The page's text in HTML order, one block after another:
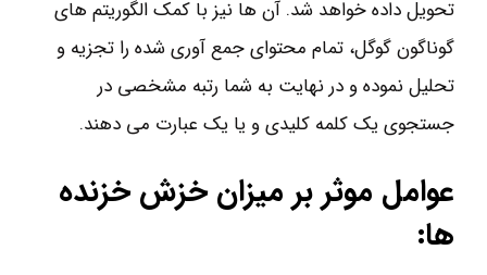
تحویل داده خواهد شد. آن ها نیز با کمک الگوریتم های
گوناگون گوگل، تمام محتوای جمع آوری شده را تجزیه و
تحلیل نموده و در نهایت به شما رتبه مشخصی در
جستجوی یک کلمه کلیدی و یا یک عبارت می دهند.
عوامل موثر بر میزانخزشخزنده
ها: